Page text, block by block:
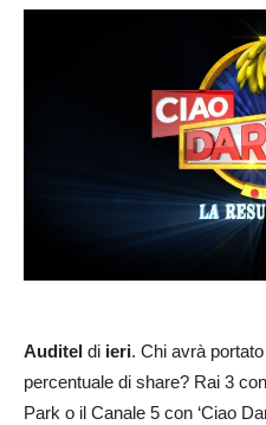
Auditel di ieri. Chi avrà
percentuale di share? Rai 3
Park o il Canale 5 con ‘Ciao